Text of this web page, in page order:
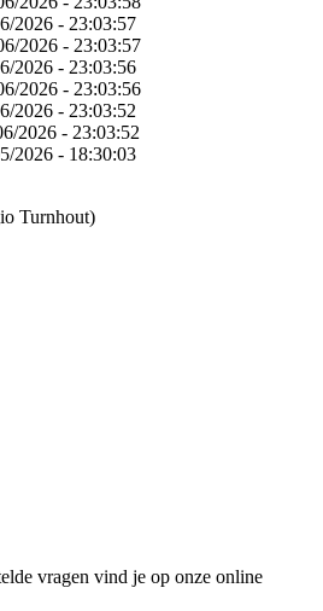
2026 - 23:03:57
2026 - 23:03:57
2026 - 23:03:56
2026 - 23:03:56
2026 - 23:03:52
2026 - 23:03:52
2026 - 18:30:03
Turnhout)
vragen vind je op onze online